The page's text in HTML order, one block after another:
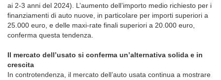
ai 2-3 anni del 2024). L’aumento dell’importo medio richiesto per i
finanziamenti di auto nuove, in particolare per importi superiori a
25.000 euro, e delle maxi-rate finali superiori a 20.000 euro,
conferma questa tendenza.
Il mercato dell’usato si conferma un’alternativa solida e in
crescita
In controtendenza, il mercato dell’auto usata continua a mostrare